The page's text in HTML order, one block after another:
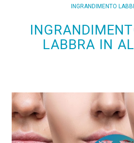
INGRANDIMENTO
LABBRA IN